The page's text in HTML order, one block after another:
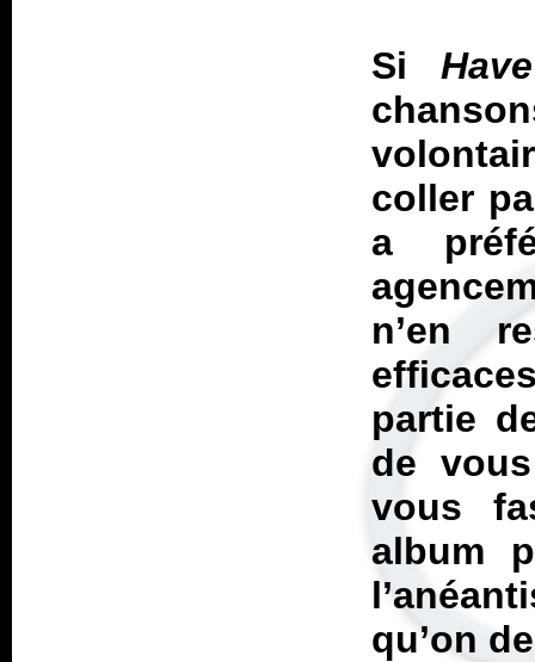
Si
coller
a
n’en
partie
de
vous
album
qu’on